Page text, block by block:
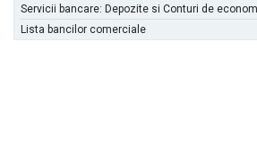
Servicii bancare: Depozite si Conturi de
Lista bancilor comerciale